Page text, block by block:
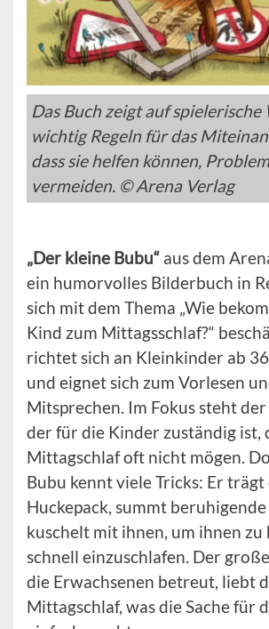
Das Buch zeigt auf spielerische
wichtig Regeln für das
dass sie helfen können,
vermeiden. © Arena Verlag
„Der kleine Bubu“ aus dem
ein humorvolles Bilderbuch in
sich mit dem Thema „Wie
Kind zum Mittagsschlaf?“
richtet sich an Kleinkinder ab
und eignet sich zum Vorlesen
Mitsprechen. Im Fokus steht
der für die Kinder zuständig ist,
Mittagschlaf oft nicht mögen.
Bubu kennt viele Tricks: Er
Huckepack, summt
kuschelt mit ihnen, um ihnen zu
schnell einzuschlafen. Der
die Erwachsenen betreut, liebt
Mittagschlaf, was die Sache für